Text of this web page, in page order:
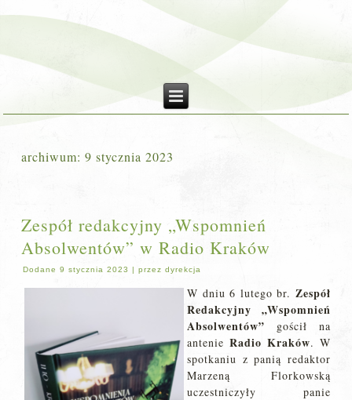
archiwum:9 stycznia 2023
Zespół redakcyjny „Wspomnień
Absolwentów” w Radio Kraków
Dodane 9 stycznia 2023 |przez dyrekcja
W dniu 6 lutego br. Zespół
Redakcyjny „Wspomnień
Absolwentów” gościł na
antenie Radio Kraków. W
spotkaniu z panią redaktor
Marzeną Florkowską
uczestniczyły panie